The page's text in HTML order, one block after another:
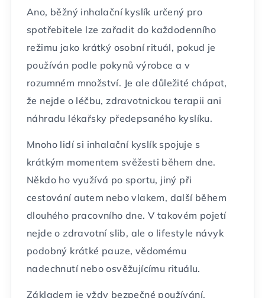
Ano, běžný inhalační kyslík určený pro
spotřebitele lze zařadit do každodenního
režimu jako krátký osobní rituál, pokud je
používán podle pokynů výrobce a v
rozumném množství. Je ale důležité chápat,
že nejde o léčbu, zdravotnickou terapii ani
náhradu lékařsky předepsaného kyslíku.
Mnoho lidí si inhalační kyslík spojuje s
krátkým momentem svěžesti během dne.
Někdo ho využívá po sportu, jiný při
cestování autem nebo vlakem, další během
dlouhého pracovního dne. V takovém pojetí
nejde o zdravotní slib, ale o lifestyle návyk
podobný krátké pauze, vědomému
nadechnutí nebo osvěžujícímu rituálu.
Základem je vždy bezpečné používání,